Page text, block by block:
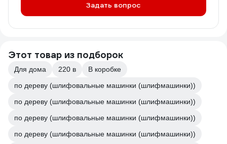
Задать вопрос
Этот товар из подборок
Для дома 220 в
В коробке
по дереву (шлифовальные машинки (шлифмашинки))
по дереву (шлифовальные машинки (шлифмашинки))
по дереву (шлифовальные машинки (шлифмашинки))
по дереву (шлифовальные машинки (шлифмашинки))